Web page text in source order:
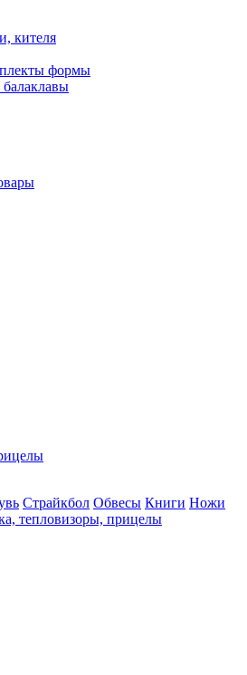
кителя
формы
Страйкбол Обвесы Книги Ножи
тепловизоры, прицелы